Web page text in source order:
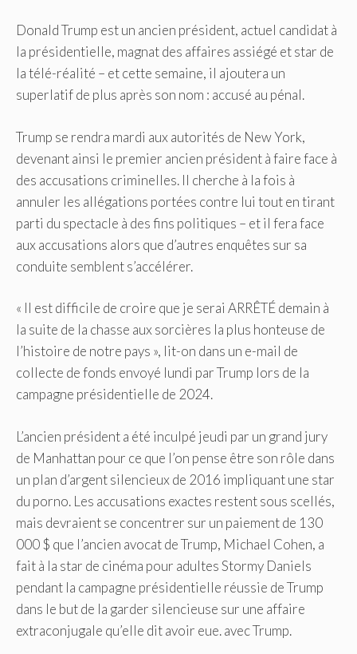
Donald Trump est un ancien président, actuel candidat à
la présidentielle, magnat des affaires assiégé et star de
la télé-réalité – et cette semaine, il ajoutera un
superlatif de plus après son nom : accusé au pénal.
Trump se rendra mardi aux autorités de New York,
devenant ainsi le premier ancien président à faire face à
des accusations criminelles. Il cherche à la fois à
annuler les allégations portées contre lui tout en tirant
parti du spectacle à des fins politiques – et il fera face
aux accusations alors que d’autres enquêtes sur sa
conduite semblent s’accélérer.
« Il est difficile de croire que je serai ARRÊTÉ demain à
la suite de la chasse aux sorcières la plus honteuse de
l’histoire de notre pays », lit-on dans un e-mail de
collecte de fonds envoyé lundi par Trump lors de la
campagne présidentielle de 2024.
L’ancien président a été inculpé jeudi par un grand jury
de Manhattan pour ce que l’on pense être son rôle dans
un plan d’argent silencieux de 2016 impliquant une star
du porno. Les accusations exactes restent sous scellés,
mais devraient se concentrer sur un paiement de 130
000 $ que l’ancien avocat de Trump, Michael Cohen, a
fait à la star de cinéma pour adultes Stormy Daniels
pendant la campagne présidentielle réussie de Trump
dans le but de la garder silencieuse sur une affaire
extraconjugale qu’elle dit avoir eue. avec Trump.